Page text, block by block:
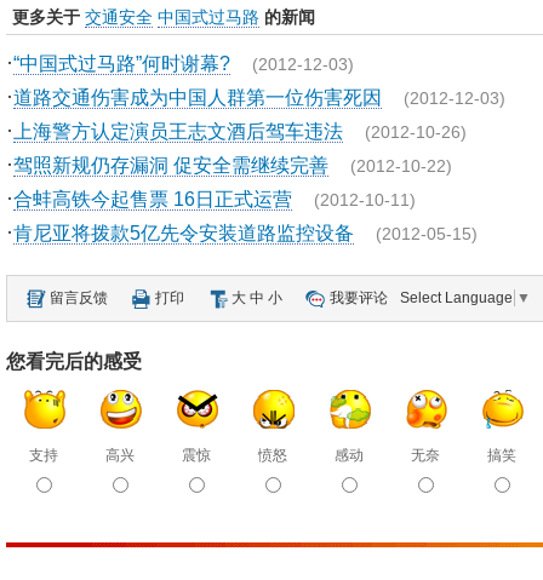
更多关于 交通安全 中国式过马路 的新闻
·“中国式过马路”何时谢幕? (2012-12-03)
·道路交通伤害成为中国人群第一位伤害死因 (2012-12-03)
· 上海警方认定演员王志文酒后驾车违法 (2012-10-26)
·驾照新规仍存漏洞 促安全需继续完善 (2012-10-22)
·合蚌高铁今起售票 16日正式运营 (2012-10-11)
·肯尼亚将拨款5亿先令安装道路监控设备 (2012-05-15)
留言反馈 打印 大 中 小 我要评论 Select Language ▼
您看完后的感受
支持 高兴 震惊 愤怒 感动 无奈 搞笑